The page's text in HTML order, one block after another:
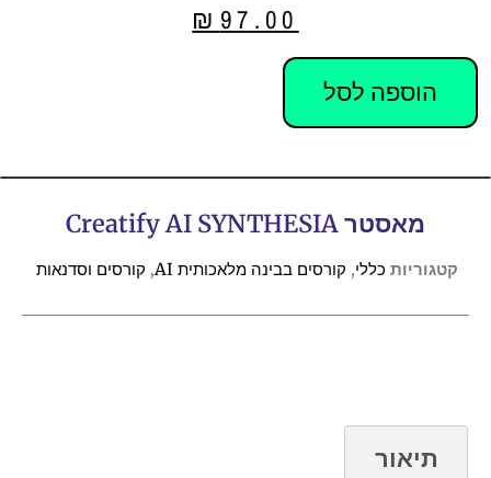
₪ 97.00
הוספה לסל
מאסטר Creatify AI SYNTHESIA
קטגוריות כללי, קורסים בבינה מלאכותית AI , קורסים וסדנאות
תיאור